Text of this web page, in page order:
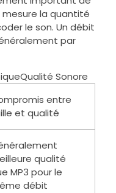
mesure la quantité
le son. Un débit
par
Sonore
entre
et qualité
qualité
MP3 pour le
débit